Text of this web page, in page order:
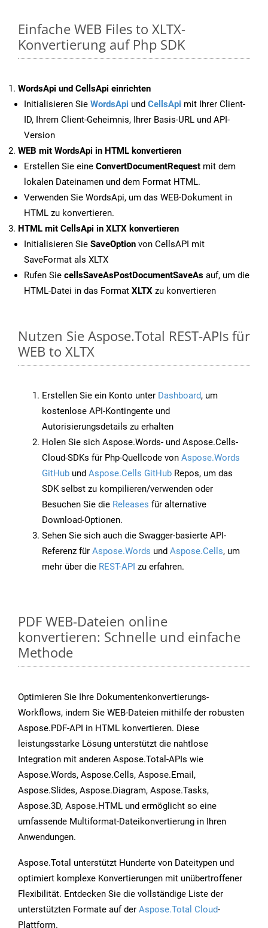
Einfache WEB Files to XLTX-
Konvertierung auf Php SDK
WordsApi und CellsApi einrichten
Initialisieren Sie WordsApi und CellsApi mit Ihrer Client-
ID, Ihrem Client-Geheimnis, Ihrer Basis-URL und API-
Version
WEB mit WordsApi in HTML konvertieren
Erstellen Sie eine ConvertDocumentRequest mit dem
lokalen Dateinamen und dem Format HTML.
Verwenden Sie WordsApi, um das WEB-Dokument in
HTML zu konvertieren.
HTML mit CellsApi in XLTX konvertieren
Initialisieren Sie SaveOption von CellsAPI mit
SaveFormat als XLTX
Rufen Sie cellsSaveAsPostDocumentSaveAs auf, um die
HTML-Datei in das Format XLTX zu konvertieren
Nutzen Sie Aspose.Total REST-APIs für
WEB to XLTX
Erstellen Sie ein Konto unter Dashboard, um
kostenlose API-Kontingente und
Autorisierungsdetails zu erhalten
Holen Sie sich Aspose.Words- und Aspose.Cells-
Cloud-SDKs für Php-Quellcode von Aspose.Words
GitHub und Aspose.Cells GitHub Repos, um das
SDK selbst zu kompilieren/verwenden oder
Besuchen Sie die Releases für alternative
Download-Optionen.
Sehen Sie sich auch die Swagger-basierte API-
Referenz für Aspose.Words und Aspose.Cells, um
mehr über die REST-API zu erfahren.
PDF WEB-Dateien online
konvertieren: Schnelle und einfache
Methode
Optimieren Sie Ihre Dokumentenkonvertierungs-
Workflows, indem Sie WEB-Dateien mithilfe der robusten
Aspose.PDF-API in HTML konvertieren. Diese
leistungsstarke Lösung unterstützt die nahtlose
Integration mit anderen Aspose.Total-APIs wie
Aspose.Words, Aspose.Cells, Aspose.Email,
Aspose.Slides, Aspose.Diagram, Aspose.Tasks,
Aspose.3D, Aspose.HTML und ermöglicht so eine
umfassende Multiformat-Dateikonvertierung in Ihren
Anwendungen.
Aspose.Total unterstützt Hunderte von Dateitypen und
optimiert komplexe Konvertierungen mit unübertroffener
Flexibilität. Entdecken Sie die vollständige Liste der
unterstützten Formate auf der Aspose.Total Cloud-
Plattform.